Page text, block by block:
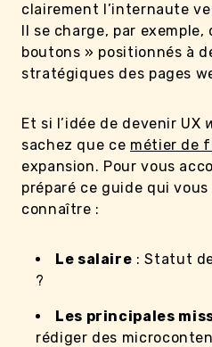
clairement l’internaute
Il se charge, par
boutons » positionnés à
stratégiques des pages
Et si l’idée de devenir UX
sachez que ce métier de
expansion. Pour vous
préparé ce guide qui
connaître :
Le salaire : Statut
?
Les principales
rédiger des